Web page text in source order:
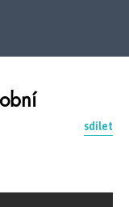
sdílet